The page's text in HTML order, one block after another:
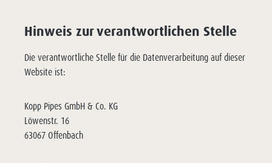
Hinweis zur verantwortlichen Stelle
Die verantwortliche Stelle für die Datenverarbeitung auf dieser
Website ist:
Kopp Pipes GmbH & Co. KG
Löwenstr. 16
63067 Offenbach